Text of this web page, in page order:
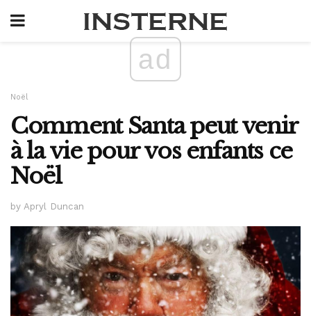
ad
Noël
Comment Santa peut venir
à la vie pour vos enfants ce
Noël
by Apryl Duncan